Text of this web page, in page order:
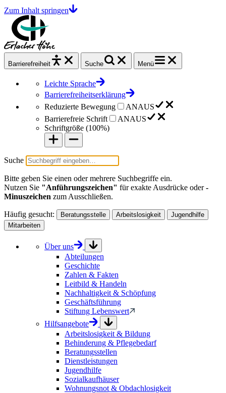
Zum Inhalt springen
Barrierefrei heit Suche Menü
Leichte Sprache
Barrierefreiheitserklärung
Reduzierte Bewegung
ANAUS
Barrierefreie Schrift
ANAUS
Schriftgröße (100%)
Suche
Bitte geben Sie einen oder mehrere Suchbegriffe ein.
Nutzen Sie "Anführungszeichen" für exakte Ausdrücke oder-
Minuszeichen zum Ausschließen.
Häufig gesucht: Beratungsstelle Arbeitslosigkeit
Jugendhilfe
Mitarbeiten
Über uns
Abteilungen
Geschichte
Zahlen & Fakten
Leitbild & Handeln
Nachhaltigkeit & Schöpfung
Geschäftsführung
Stiftung Lebenswert
Hilfsangebote
Arbeitslosigkeit & Bildung
Behinderung & Pflegebedarf
Beratungsstellen
Dienstleistungen
Jugendhilfe
Sozialkaufhäuser
Wohnungsnot & Obdachlosigkeit